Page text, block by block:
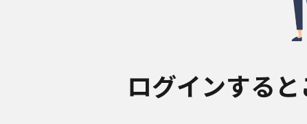
ログインする